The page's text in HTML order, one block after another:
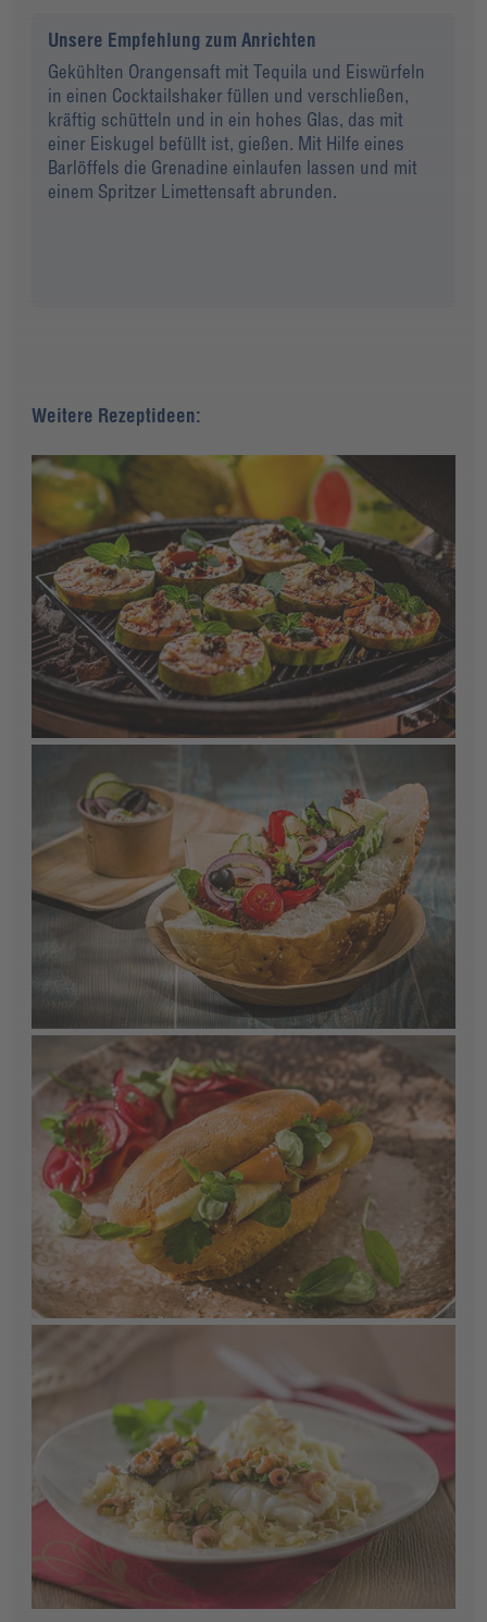
Unsere Empfehlung zum Anrichten
Gekühlten Orangensaft mit Tequila und Eiswürfeln
in einen Cocktailshaker füllen und verschließen,
kräftig schütteln und in ein hohes Glas, das mit
einer Eiskugel befüllt ist, gießen. Mit Hilfe eines
Barlöffels die Grenadine einlaufen lassen und mit
einem Spritzer Limettensaft abrunden.
Weitere Rezeptideen: